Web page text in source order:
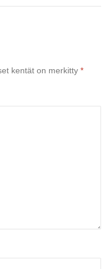
kentät on merkitty *